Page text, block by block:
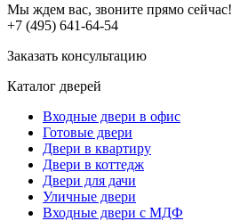
Мы ждем вас, звоните прямо сейчас!
+7 (495) 641-64-54
Заказать консультацию
Каталог дверей
Входные двери в офис
Готовые двери
Двери в квартиру
Двери в коттедж
Двери для дачи
Уличные двери
Входные двери с МДФ